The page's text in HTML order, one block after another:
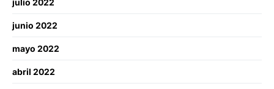
julio 2022
junio 2022
mayo 2022
abril 2022